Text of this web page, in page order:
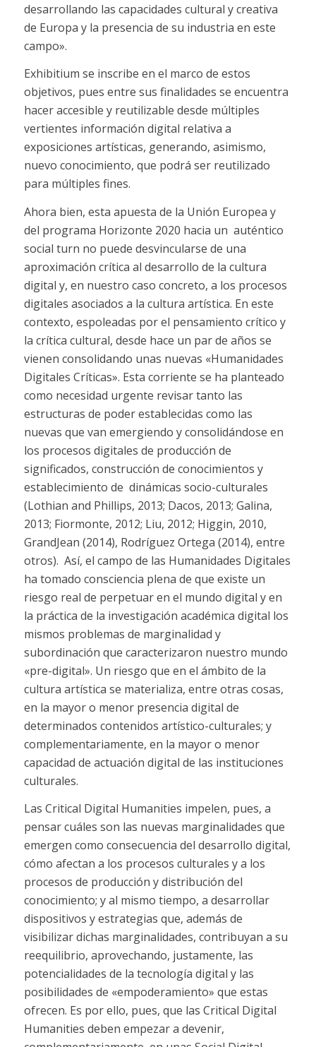
desarrollando las capacidades cultural y creativa
de Europa y la presencia de su industria en este
campo».
Exhibitium se inscribe en el marco de estos
objetivos, pues entre sus finalidades se encuentra
hacer accesible y reutilizable desde múltiples
vertientes información digital relativa a
exposiciones artísticas, generando, asimismo,
nuevo conocimiento, que podrá ser reutilizado
para múltiples fines.
Ahora bien, esta apuesta de la Unión Europea y
del programa Horizonte 2020 hacia un auténtico
social turn no puede desvincularse de una
aproximación crítica al desarrollo de la cultura
digital y, en nuestro caso concreto, a los procesos
digitales asociados a la cultura artística. En este
contexto, espoleadas por el pensamiento crítico y
la crítica cultural, desde hace un par de años se
vienen consolidando unas nuevas «Humanidades
Digitales Críticas». Esta corriente se ha planteado
como necesidad urgente revisar tanto las
estructuras de poder establecidas como las
nuevas que van emergiendo y consolidándose en
los procesos digitales de producción de
significados, construcción de conocimientos y
establecimiento de dinámicas socio-culturales
(Lothian and Phillips, 2013; Dacos, 2013; Galina,
2013; Fiormonte, 2012; Liu, 2012; Higgin, 2010,
GrandJean (2014), Rodríguez Ortega (2014), entre
otros). Así, el campo de las Humanidades Digitales
ha tomado consciencia plena de que existe un
riesgo real de perpetuar en el mundo digital y en
la práctica de la investigación académica digital los
mismos problemas de marginalidad y
subordinación que caracterizaron nuestro mundo
«pre-digital». Un riesgo que en el ámbito de la
cultura artística se materializa, entre otras cosas,
en la mayor o menor presencia digital de
determinados contenidos artístico-culturales; y
complementariamente, en la mayor o menor
capacidad de actuación digital de las instituciones
culturales.
Las Critical Digital Humanities impelen, pues, a
pensar cuáles son las nuevas marginalidades que
emergen como consecuencia del desarrollo digital,
cómo afectan a los procesos culturales y a los
procesos de producción y distribución del
conocimiento; y al mismo tiempo, a desarrollar
dispositivos y estrategias que, además de
visibilizar dichas marginalidades, contribuyan a su
reequilibrio, aprovechando, justamente, las
potencialidades de la tecnología digital y las
posibilidades de «empoderamiento» que estas
ofrecen. Es por ello, pues, que las Critical Digital
Humanities deben empezar a devenir,